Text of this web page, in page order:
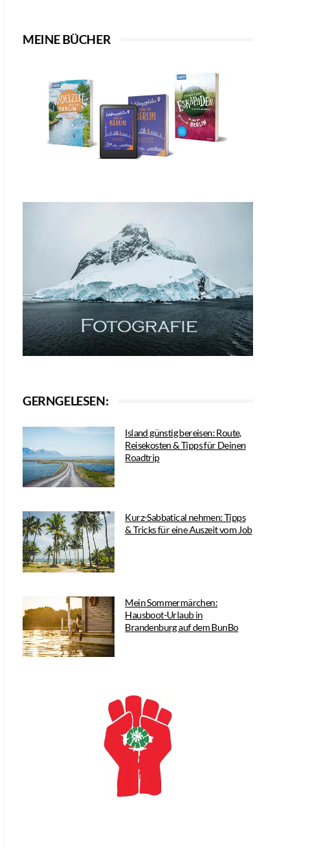
MEINE BÜCHER
GERNGELESEN:
Island günstig bereisen: Route,
Reisekosten & Tipps für Deinen
Roadtrip
Kurz-Sabbatical nehmen: Tipps
& Tricks für eine Auszeit vom Job
Mein Sommermärchen:
Hausboot-Urlaub in
Brandenburg auf dem BunBo